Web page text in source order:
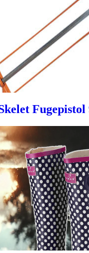
Fugepistol